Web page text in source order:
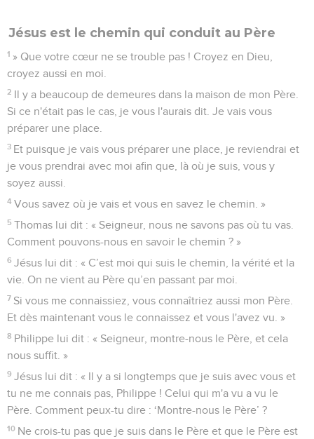
Jésus est le chemin qui conduit au Père
1 » Que votre cœur ne se trouble pas ! Croyez en Dieu,
croyez aussi en moi.
2 Il y a beaucoup de demeures dans la maison de mon Père.
Si ce n'était pas le cas, je vous l'aurais dit. Je vais vous
préparer une place.
3 Et puisque je vais vous préparer une place, je reviendrai et
je vous prendrai avec moi afin que, là où je suis, vous y
soyez aussi.
4 Vous savez où je vais et vous en savez le chemin. »
5 Thomas lui dit : « Seigneur, nous ne savons pas où tu vas.
Comment pouvons-nous en savoir le chemin ? »
6 Jésus lui dit : « C’est moi qui suis le chemin, la vérité et la
vie. On ne vient au Père qu’en passant par moi.
7 Si vous me connaissiez, vous connaîtriez aussi mon Père.
Et dès maintenant vous le connaissez et vous l'avez vu. »
8 Philippe lui dit : « Seigneur, montre-nous le Père, et cela
nous suffit. »
9 Jésus lui dit : « Il y a si longtemps que je suis avec vous et
tu ne me connais pas, Philippe ! Celui qui m'a vu a vu le
Père. Comment peux-tu dire : ‘Montre-nous le Père’ ?
10 Ne crois-tu pas que je suis dans le Père et que le Père est